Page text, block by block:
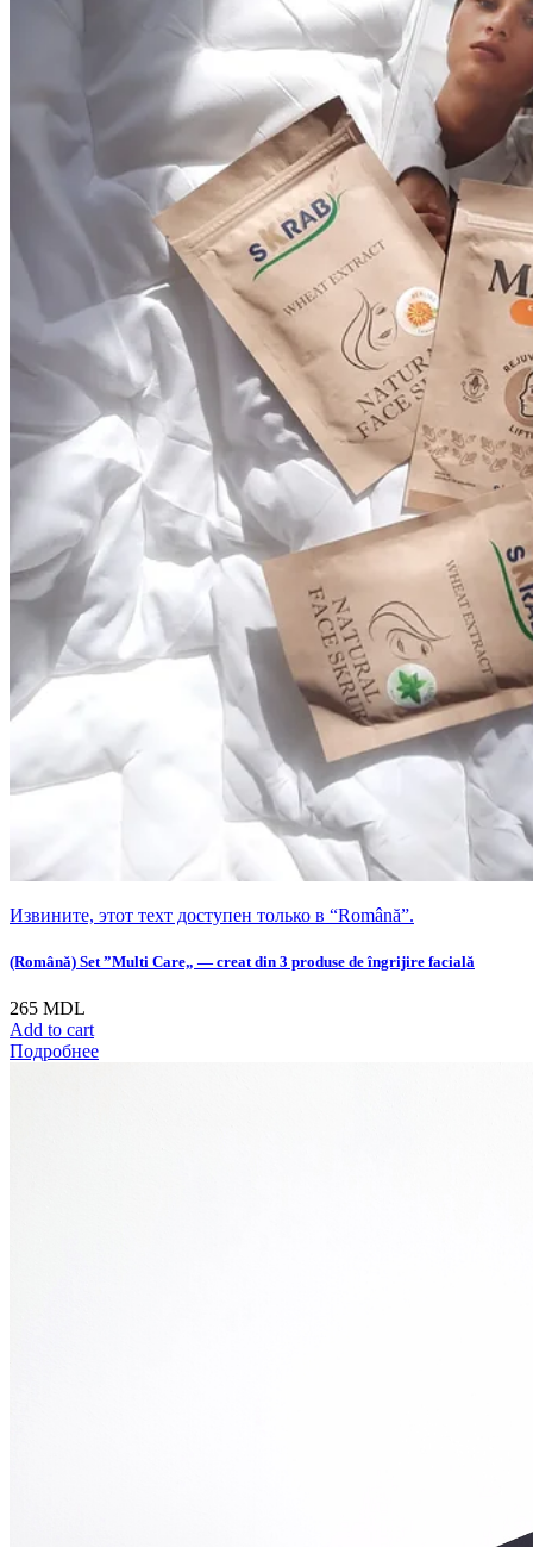
Извините, этот техт доступен только в “Română”.
(Română) Set ”Multi Care„ — creat din 3 produse de îngrijire facială
265 MDL
Add to cart
Подробнее